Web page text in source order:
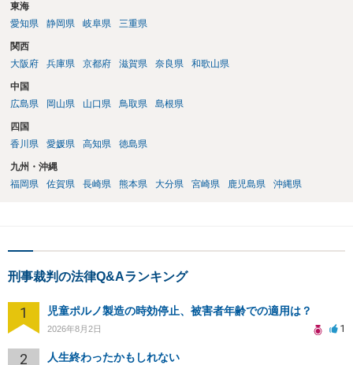
東海
愛知県
静岡県 岐阜県 三重県
関西
大阪府
兵庫県 京都府 滋賀県 奈良県 和歌山県
中国
広島県
岡山県 山口県 鳥取県 島根県
四国
香川県
愛媛県 高知県 徳島県
九州・沖縄
福岡県
佐賀県 長崎県 熊本県 大分県 宮崎県 鹿児島県 沖縄県
刑事裁判の法律Q&Aランキング
1 児童ポルノ製造の時効停止、被害者年齢での適用は？
2026年8月2日 1
2 人生終わったかもしれない